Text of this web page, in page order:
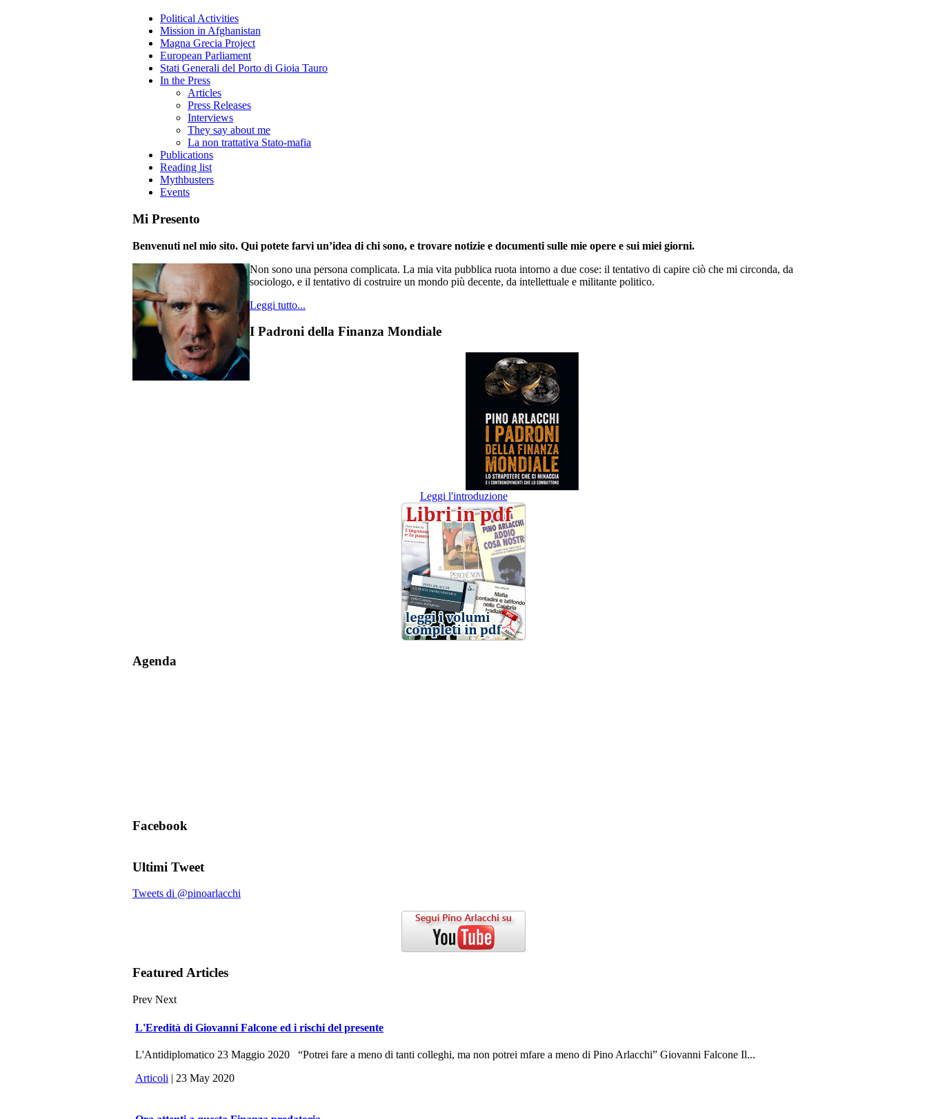
Political Activities
Mission in Afghanistan
Magna Grecia Project
European Parliament
Stati Generali del Porto di Gioia Tauro
In the Press
Articles
Press Releases
Interviews
They say about me
La non trattativa Stato-mafia
Publications
Reading list
Mythbusters
Events
Mi Presento
Benvenuti nel mio sito. Qui potete farvi un’idea di chi sono, e trovare notizie e documenti sulle mie opere e sui miei giorni.
Non sono una persona complicata. La mia vita pubblica ruota intorno a due cose: il tentativo di capire ciò che mi circonda, da
sociologo, e il tentativo di costruire un mondo più decente, da intellettuale e militante politico.
Leggi tutto...
I Padroni della Finanza Mondiale
Leggi l'introduzione
Agenda
Facebook
Ultimi Tweet
Tweets di @pinoarlacchi
Featured Articles
Prev Next
L'Eredità di Giovanni Falcone ed i rischi del presente
L'Antidiplomatico 23 Maggio 2020 “Potrei fare a meno di tanti colleghi, ma non potrei mfare a meno di Pino Arlacchi” Giovanni Falcone Il...
Articoli | 23 May 2020